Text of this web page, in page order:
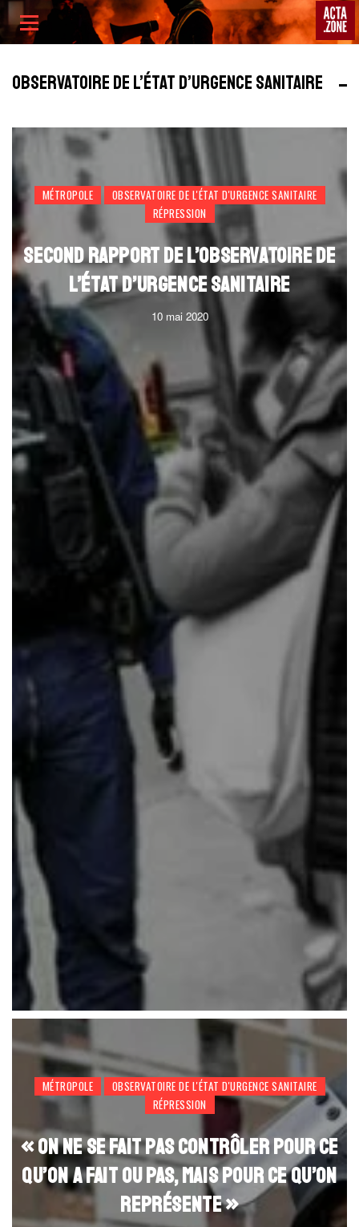
Skip
to
content
Primary
Menu
ACTA
OBSERVATOIRE DE L’ÉTAT D’URGENCE SANITAIRE
MÉTROPOLE
OBSERVATOIRE DE L'ÉTAT D'URGENCE SANITAIRE
RÉPRESSION
SECOND RAPPORT DE L’OBSERVATOIRE DE
L’ÉTAT D’URGENCE SANITAIRE
10 mai 2020
MÉTROPOLE
OBSERVATOIRE DE L'ÉTAT D'URGENCE SANITAIRE
RÉPRESSION
« ON NE SE FAIT PAS CONTRÔLER POUR CE
QU’ON A FAIT OU PAS, MAIS POUR CE QU’ON
REPRÉSENTE »